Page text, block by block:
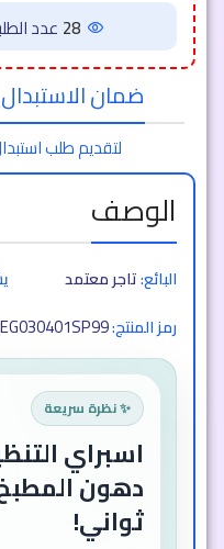
28 عدد
ضمان الاستبدال
لتقديم طلب
الوصف
البائع:تاجر معتمد
رمز المنتج:EG030401SP99
✨ نظرة سريعة
اسبراي
دهون
ثواني!